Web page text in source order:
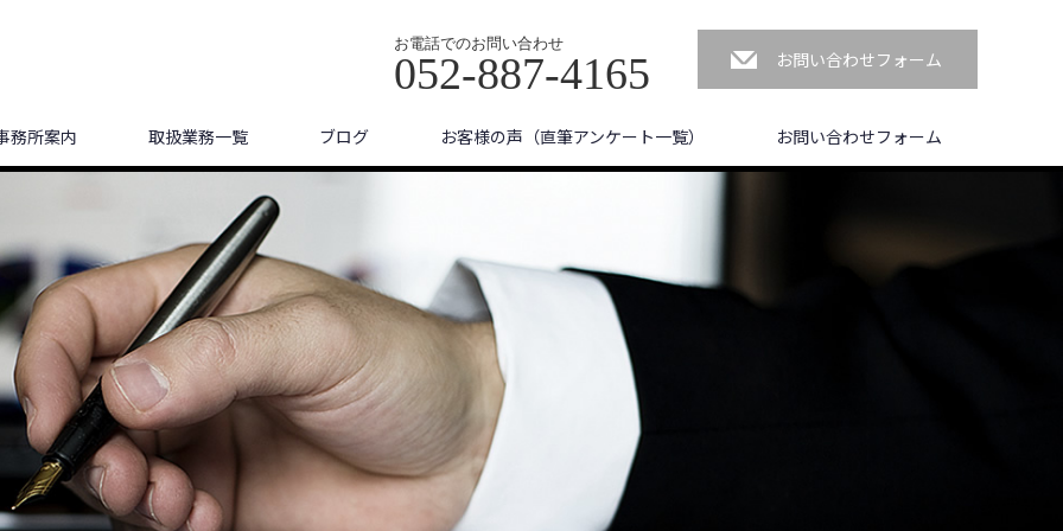
お電話でのお問い合わせ
052-887-4165 お問い合わせフォーム
務所案内 取扱業務一覧 ブログ お客様の声（直筆アンケート一覧） お問い合わせフォーム